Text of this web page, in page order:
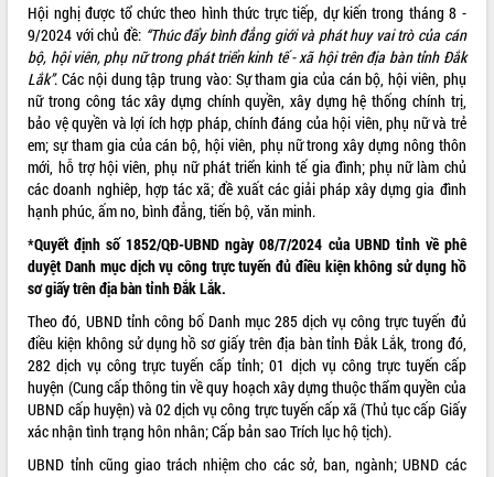
Hội nghị được tổ chức theo hình thức trực tiếp, dự kiến trong tháng 8 -
9/2024 với chủ đề: “Thúc đẩy bình đẳng giới và phát huy vai trò của cán
bộ, hội viên, phụ nữ trong phát triển kinh tế - xã hội trên địa bàn tỉnh Đắk
Lắk”. Các nội dung tập trung vào: Sự tham gia của cán bộ, hội viên, phụ
nữ trong công tác xây dựng chính quyền, xây dựng hệ thống chính trị,
bảo vệ quyền và lợi ích hợp pháp, chính đáng của hội viên, phụ nữ và trẻ
em; sự tham gia của cán bộ, hội viên, phụ nữ trong xây dựng nông thôn
mới, hỗ trợ hội viên, phụ nữ phát triển kinh tế gia đình; phụ nữ làm chủ
các doanh nghiêp, hợp tác xã; đề xuất các giải pháp xây dựng gia đình
hạnh phúc, ấm no, bình đẳng, tiến bộ, văn minh.
*Quyết định số 1852/QĐ-UBND ngày 08/7/2024 của UBND tỉnh về phê
duyệt Danh mục dịch vụ công trực tuyến đủ điều kiện không sử dụng hồ
sơ giấy trên địa bàn tỉnh Đắk Lắk.
Theo đó, UBND tỉnh công bố Danh mục 285 dịch vụ công trực tuyến đủ
điều kiện không sử dụng hồ sơ giấy trên địa bàn tỉnh Đắk Lắk, trong đó,
282 dịch vụ công trực tuyến cấp tỉnh; 01 dịch vụ công trực tuyến cấp
huyện (Cung cấp thông tin về quy hoạch xây dựng thuộc thẩm quyền của
UBND cấp huyện) và 02 dịch vụ công trực tuyến cấp xã (Thủ tục cấp Giấy
xác nhận tình trạng hôn nhân; Cấp bản sao Trích lục hộ tịch).
UBND tỉnh cũng giao trách nhiệm cho các sở, ban, ngành; UBND các